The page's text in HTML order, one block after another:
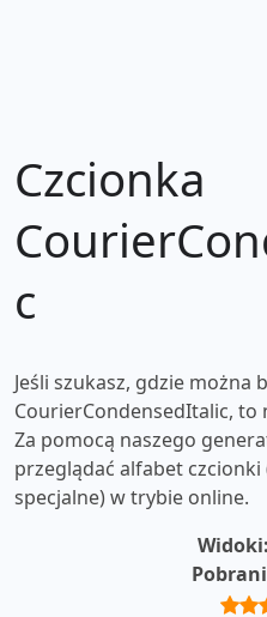
Czcionka
c
Jeśli szukasz, gdzie można
CourierCondensedItalic, to
Za pomocą naszego
przeglądać alfabet czcionki
specjalne) w trybie online.
Widoki: